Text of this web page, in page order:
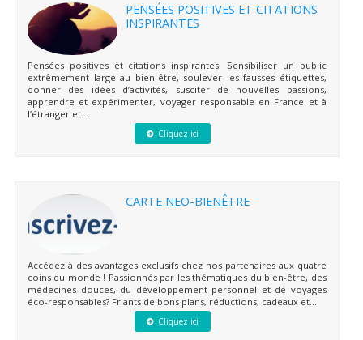
PENSÉES POSITIVES ET CITATIONS
INSPIRANTES
Pensées positives et citations inspirantes. Sensibiliser un public
extrêmement large au bien-être, soulever les fausses étiquettes,
donner des idées d’activités, susciter de nouvelles passions,
apprendre et expérimenter, voyager responsable en France et à
l’étranger et...
Cliquez ici
CARTE NEO-BIENÊTRE
Accédez à des avantages exclusifs chez nos partenaires aux quatre
coins du monde ! Passionnés par les thématiques du bien-être, des
médecines douces, du développement personnel et de voyages
éco-responsables? Friants de bons plans, réductions, cadeaux et...
Cliquez ici